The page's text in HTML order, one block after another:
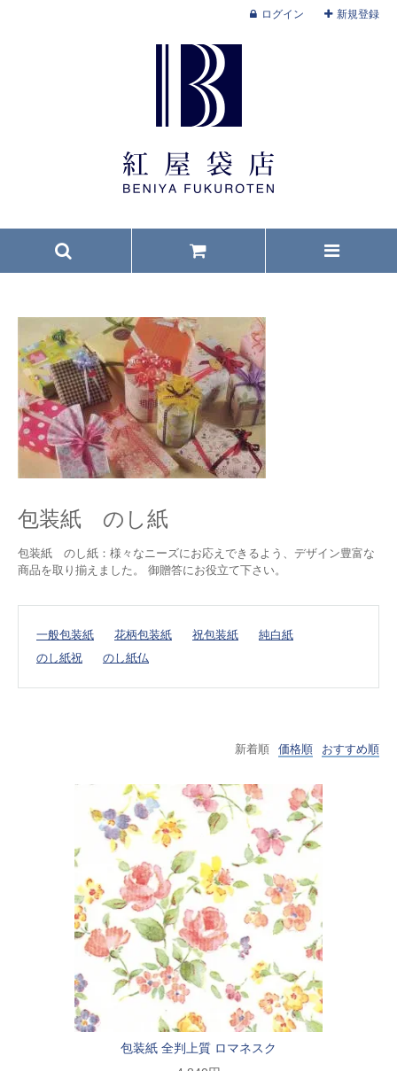
ログイン 新規登録
包装紙 のし紙
包装紙 のし紙：様々なニーズにお応えできるよう、デザイン豊富な
商品を取り揃えました。 御贈答にお役立て下さい。
一般包装紙 花柄包装紙 祝包装紙
純白紙
のし紙祝
のし紙仏
おすすめ順
価格順
新着順
包装紙 全判上質 ロマネスク